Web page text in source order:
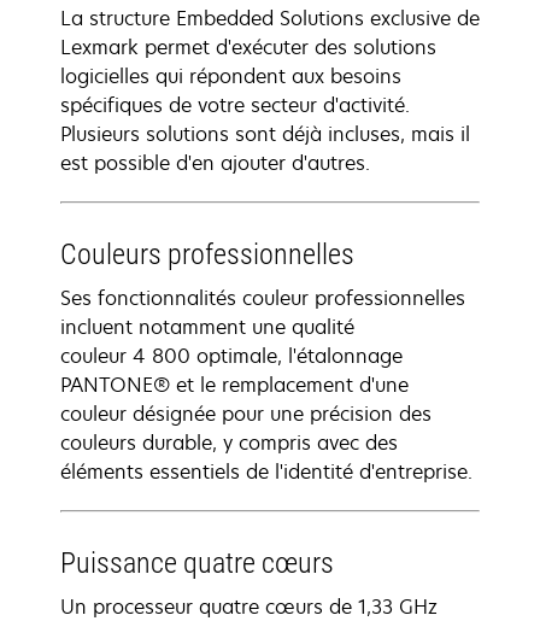
La structure Embedded Solutions exclusive de
Lexmark permet d'exécuter des solutions
logicielles qui répondent aux besoins
spécifiques de votre secteur d'activité.
Plusieurs solutions sont déjà incluses, mais il
est possible d'en ajouter d'autres.
Couleurs professionnelles
Ses fonctionnalités couleur professionnelles
incluent notamment une qualité
couleur 4 800 optimale, l'étalonnage
PANTONE® et le remplacement d'une
couleur désignée pour une précision des
couleurs durable, y compris avec des
éléments essentiels de l'identité d'entreprise.
Puissance quatre cœurs
Un processeur quatre cœurs de 1,33 GHz